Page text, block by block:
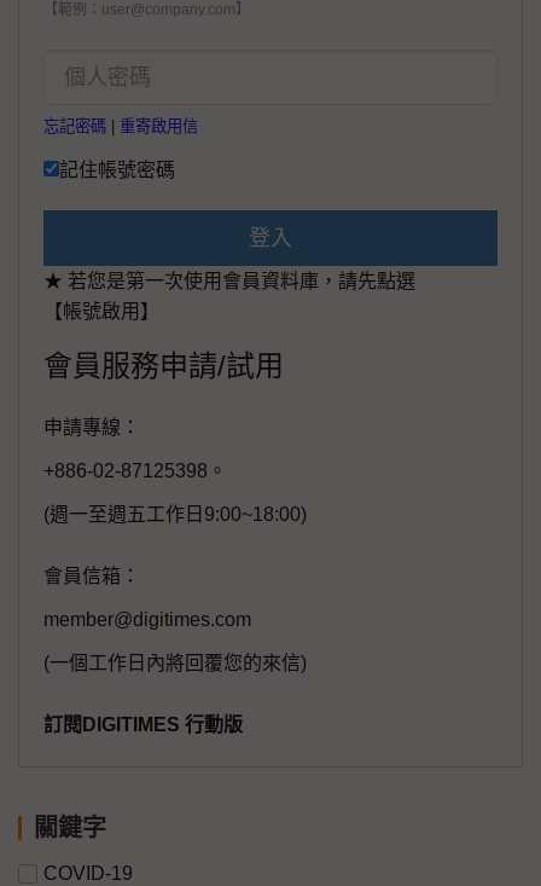
【範例：user@company.com】
忘記密碼 重寄啟用信
記住帳號密碼
登入
★ 若您是第一次使用會員資料庫，請先點選
【帳號啟用】
會員服務申請/試用
申請專線：
+886-02-87125398。
(週一至週五工作日9:00~18:00)
會員信箱：
member@digitimes.com
(一個工作日內將回覆您的來信)
訂閱DIGITIMES 行動版
關鍵字
COVID-19